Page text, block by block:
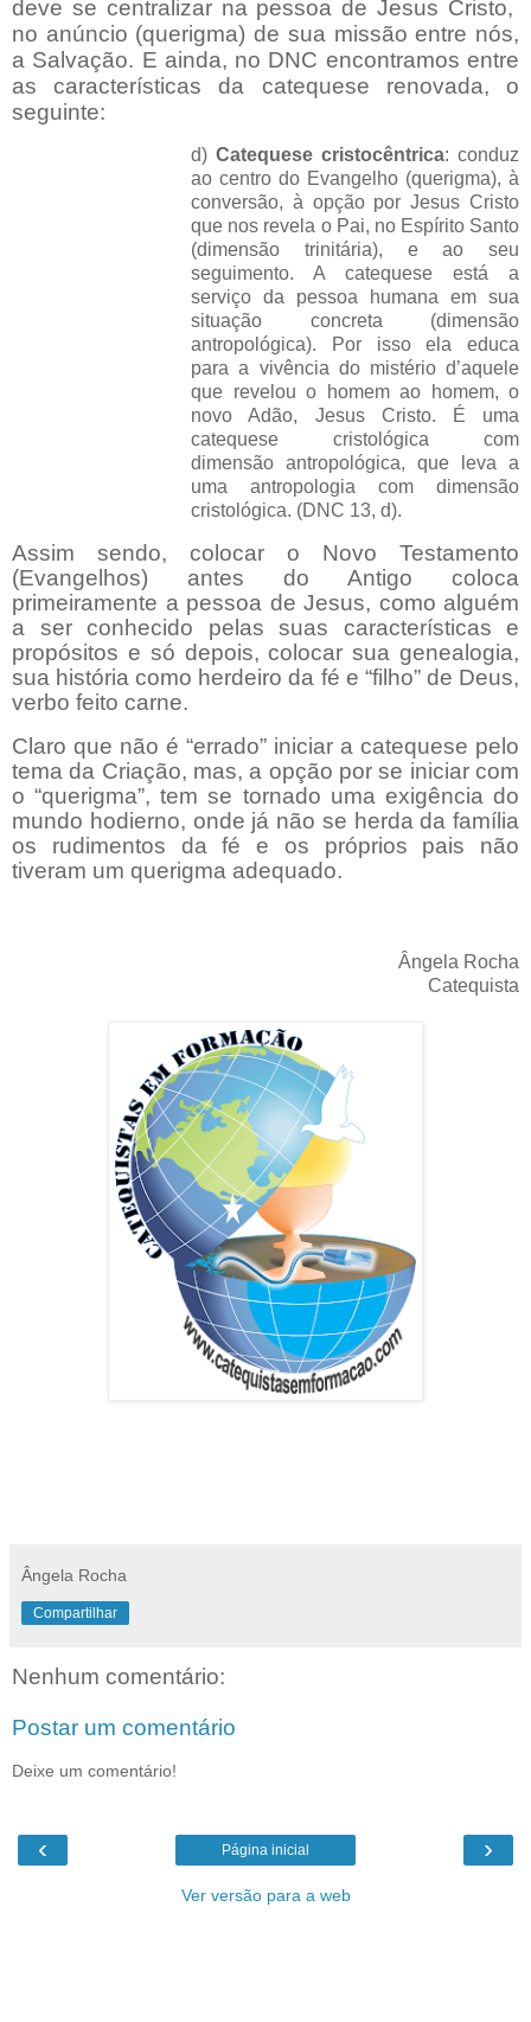
deve se centralizar na pessoa de Jesus Cristo,
no anúncio (querigma) de sua missão entre nós,
a Salvação. E ainda, no DNC encontramos entre
as características da catequese renovada, o
seguinte:
d)Catequese cristocêntrica: conduz
ao centro do Evangelho (querigma), à
conversão, à opção por Jesus Cristo
que nos revela o Pai, no Espírito Santo
(dimensão trinitária), e ao seu
seguimento. A catequese está a
serviço da pessoa humana em sua
situação concreta (dimensão
antropológica). Por isso ela educa
para a vivência do mistério d’aquele
que revelou o homem ao homem, o
novo Adão, Jesus Cristo. É uma
catequese cristológica com
dimensão antropológica, que leva a
uma antropologia com dimensão
cristológica. (DNC 13, d).
Assim sendo, colocar o Novo Testamento
(Evangelhos) antes do Antigo coloca
primeiramente a pessoa de Jesus, como alguém
a ser conhecido pelas suas características e
propósitos e só depois, colocar sua genealogia,
sua história como herdeiro da fé e “filho” de Deus,
verbo feito carne.
Claro que não é “errado” iniciar a catequese pelo
tema da Criação, mas, a opção por se iniciar com
o “querigma”, tem se tornado uma exigência do
mundo hodierno, onde já não se herda da família
os rudimentos da fé e os próprios pais não
tiveram um querigma adequado.
Ângela Rocha
Catequista
Ângela Rocha
Compartilhar
Nenhum comentário:
Postar um comentário
Deixe um comentário!
‹ ›
Página inicial
Ver versão para a web